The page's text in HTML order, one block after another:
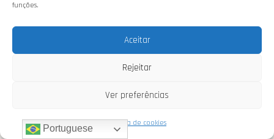
funções.
Aceitar
Rejeitar
Ver preferências
Política de cookies
3 LUGAR – MICHEL BRUNO
Portuguese